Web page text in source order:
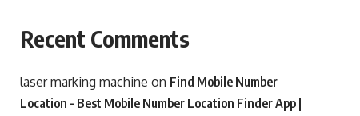
Recent Comments
laser marking machine on Find Mobile Number
Location – Best Mobile Number Location Finder App |